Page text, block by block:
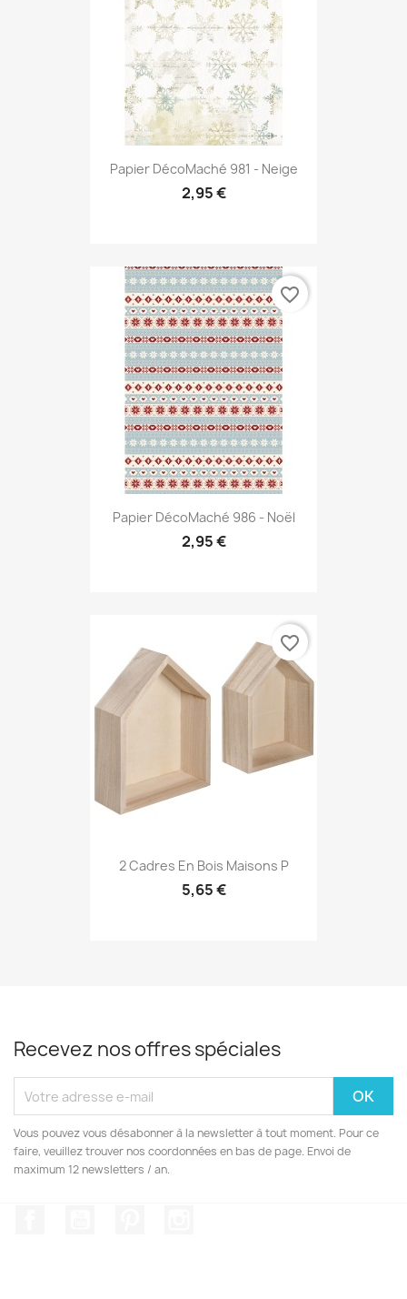
Papier DécoMaché 981 - Neige
2,95 €
Papier DécoMaché 986 - Noël
2,95 €
favorite_border
2 Cadres En Bois Maisons P
5,65 €
favorite_border
Recevez nos offres spéciales
Vous pouvez vous désabonner à la newsletter à tout moment. Pour ce
faire, veuillez trouver nos coordonnées en bas de page. Envoi de
maximum 12 newsletters / an.